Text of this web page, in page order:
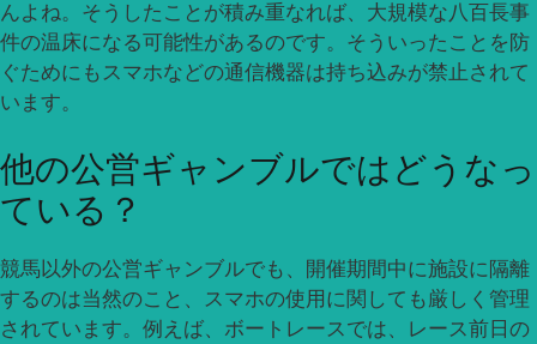
んよね。そうしたことが積み重なれば、大規模な八百長事
件の温床になる可能性があるのです。そういったことを防
ぐためにもスマホなどの通信機器は持ち込みが禁止されて
います。
他の公営ギャンブルではどうなっ
ている？
競馬以外の公営ギャンブルでも、開催期間中に施設に隔離
するのは当然のこと、スマホの使用に関しても厳しく管理
されています。例えば、ボートレースでは、レース前日の